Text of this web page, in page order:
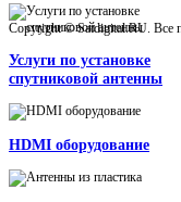
Услуги по установке
спутниковой антенны
HDMI оборудование
Copyright © Satdigital.RU. Все